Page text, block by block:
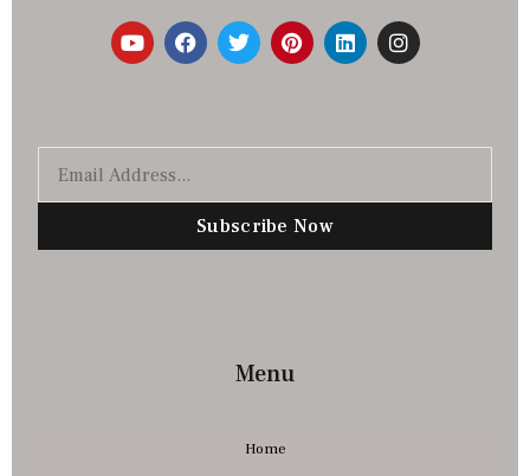
Subscribe Now
Menu
Home